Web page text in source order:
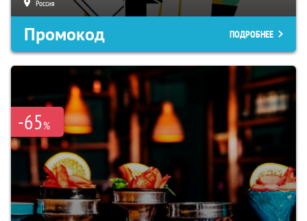
Россия
Промокод ПОДРОБНЕЕ
-65%